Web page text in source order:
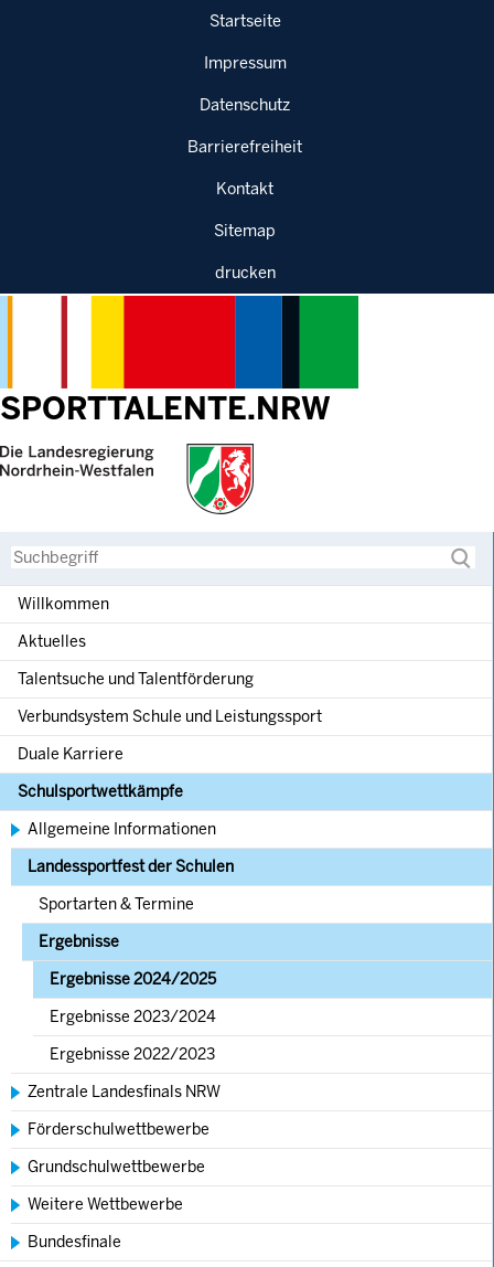
Startseite
Impressum
Datenschutz
Barrierefreiheit
Kontakt
Sitemap
drucken
SPORTTALENTE.NRW
Suche
Willkommen
Aktuelles
Talentsuche und Talentförderung
Verbundsystem Schule und Leistungssport
Duale Karriere
Schulsportwettkämpfe
Allgemeine Informationen
Landessportfest der Schulen
Sportarten & Termine
Ergebnisse
Ergebnisse 2024/2025
Ergebnisse 2023/2024
Ergebnisse 2022/2023
Zentrale Landesfinals NRW
Förderschulwettbewerbe
Grundschulwettbewerbe
Weitere Wettbewerbe
Bundesfinale